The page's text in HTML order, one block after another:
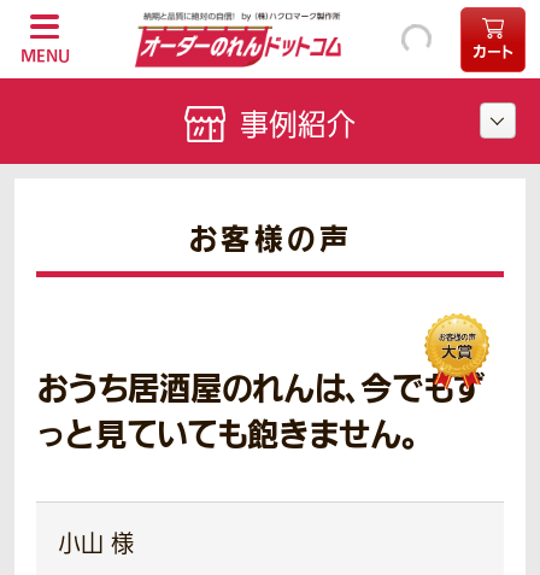
MENU カート
お客様の声
おうち居酒屋のれんは、今でもず
っと見ていても飽きません。
小山 様
事例紹介